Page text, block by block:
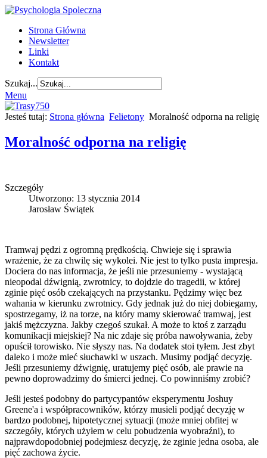
Strona Główna
Newsletter
Linki
Kontakt
Szukaj...
Menu
Jesteś tutaj: Strona główna Felietony Moralność odporna na religię
Moralność odporna na religię
Szczegóły
Utworzono: 13 stycznia 2014
Jarosław Świątek
Tramwaj pędzi z ogromną prędkością. Chwieje się i sprawia
wrażenie, że za chwilę się wykolei. Nie jest to tylko pusta impresja.
Dociera do nas informacja, że jeśli nie przesuniemy - wystającą
nieopodal dźwignią, zwrotnicy, to dojdzie do tragedii, w której
zginie pięć osób czekających na przystanku. Pędzimy więc bez
wahania w kierunku zwrotnicy. Gdy jednak już do niej dobiegamy,
spostrzegamy, iż na torze, na który mamy skierować tramwaj, jest
jakiś mężczyzna. Jakby czegoś szukał. A może to ktoś z zarządu
komunikacji miejskiej? Na nic zdaje się próba nawoływania, żeby
opuścił torowisko. Nie słyszy nas. Na dodatek stoi tyłem. Jest zbyt
daleko i może mieć słuchawki w uszach. Musimy podjąć decyzję.
Jeśli przesuniemy dźwignię, uratujemy pięć osób, ale prawie na
pewno doprowadzimy do śmierci jednej. Co powinniśmy zrobić?
Jeśli jesteś podobny do partycypantów eksperymentu Joshuy
Greene'a i współpracowników, którzy musieli podjąć decyzję w
bardzo podobnej, hipotetycznej sytuacji (może mniej obfitej w
szczegóły, których użyłem w celu pobudzenia wyobraźni), to
najprawdopodobniej podejmiesz decyzję, że zginie jedna osoba, ale
pięć zachowa życie.